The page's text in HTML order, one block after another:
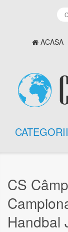
ACASA
CATEGORII
CS
Handbal